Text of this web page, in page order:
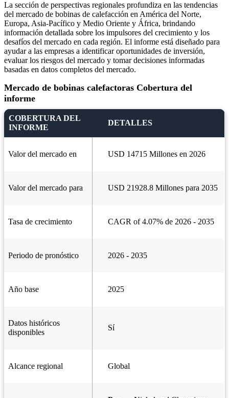
La sección de perspectivas regionales profundiza en las tendencias
del mercado de bobinas de calefacción en América del Norte,
Europa, Asia-Pacífico y Medio Oriente y África, brindando
información detallada sobre los impulsores del crecimiento y los
desafíos del mercado en cada región. El informe está diseñado para
ayudar a las empresas a identificar oportunidades de inversión,
evaluar los riesgos del mercado y tomar decisiones informadas
basadas en datos completos del mercado.
Mercado de bobinas calefactoras Cobertura del
informe
COBERTURA DEL
INFORME
DETALLES
Valor del mercado en USD 14715 Millones en 2026
Valor del mercado para USD 21928.8 Millones para 2035
Tasa de crecimiento CAGR of 4.07% de 2026 - 2035
Periodo de pronóstico 2026 - 2035
Año base 2025
Datos históricos
disponibles
Sí
Alcance regional Global